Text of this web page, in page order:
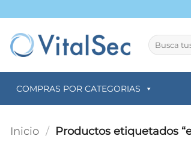
al
contenido
Buscar
por:
COMPRAS POR CATEGORIAS
Inicio / Productos etiquetados